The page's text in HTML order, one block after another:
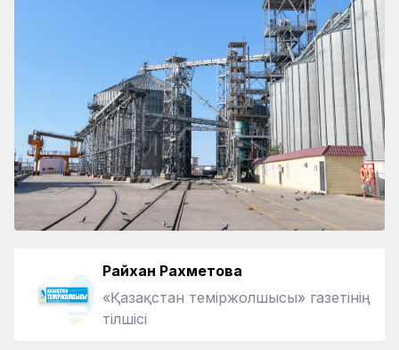
Райхан Рахметова
«Қазақстан теміржолшысы» газетінің
тілшісі